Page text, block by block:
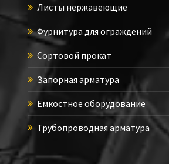
Листы нержавеющие
Фурнитура для ограждений
Сортовой прокат
Запорная арматура
Емкостное оборудование
Трубопроводная арматура